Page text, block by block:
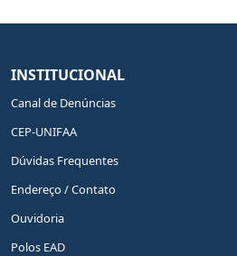
INSTITUCIONAL
Canal de Denúncias
CEP-UNIFAA
Dúvidas Frequentes
Endereço / Contato
Ouvidoria
Polos EAD